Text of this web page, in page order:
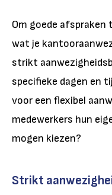
Om goede
wat je
strikt
specifieke dagen en
voor een flexibel
medewerkers hun
mogen kiezen?
Strikt